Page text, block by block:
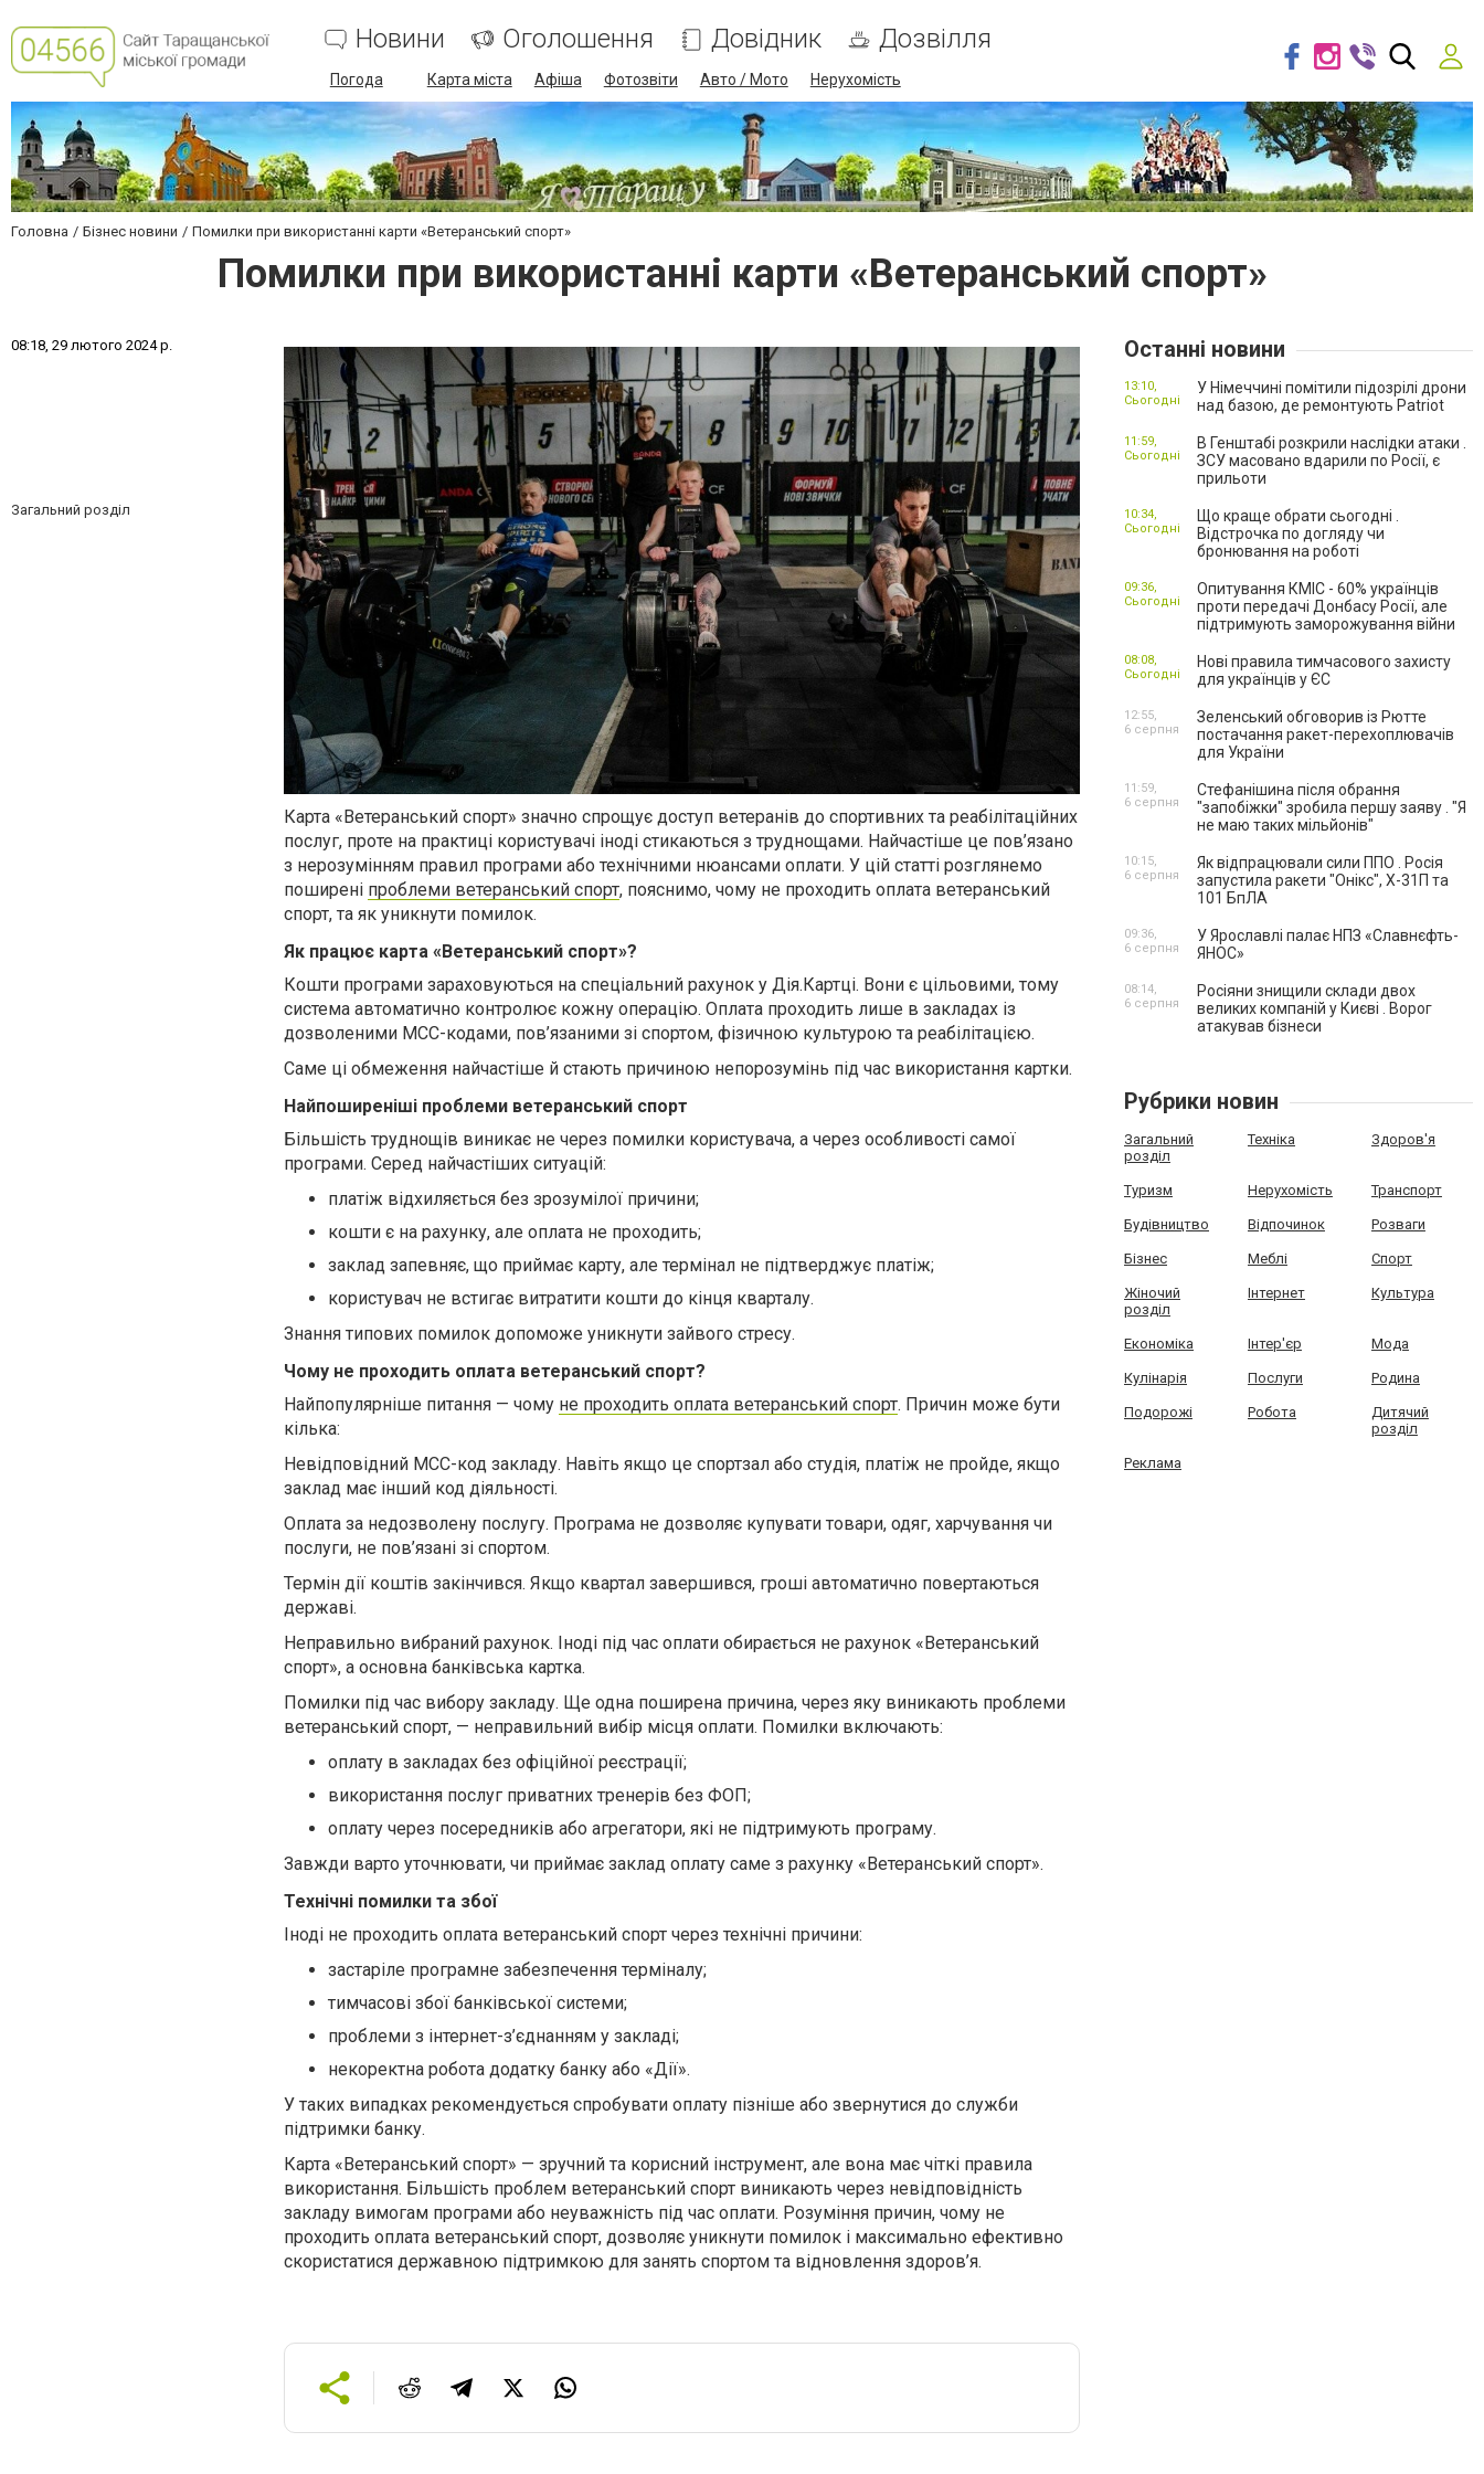
Новини Оголошення Довідник Дозвілля
Погода Карта міста Афіша Фотозвіти Авто / Мото Нерухомість
Головна Бізнес новини Помилки при використанні карти «Ветеранський спорт»
Помилки при використанні карти «Ветеранський спорт»
08:18, 29 лютого 2024р.
Загальний розділ
Карта «Ветеранський спорт» значно спрощує доступ ветеранів до спортивних та реабілітаційних
послуг, проте на практиці користувачі іноді стикаються з труднощами. Найчастіше це пов’язано
з нерозумінням правил програми або технічними нюансами оплати. У цій статті розглянемо
поширені проблеми ветеранський спорт, пояснимо, чому не проходить оплата ветеранський
спорт, та як уникнути помилок.
Як працює карта «Ветеранський спорт»?
Кошти програми зараховуються на спеціальний рахунок у Дія.Картці. Вони є цільовими, тому
система автоматично контролює кожну операцію. Оплата проходить лише в закладах із
дозволеними MCC-кодами, пов’язаними зі спортом, фізичною культурою та реабілітацією.
Саме ці обмеження найчастіше й стають причиною непорозумінь під час використання картки.
Найпоширеніші проблеми ветеранський спорт
Більшість труднощів виникає не через помилки користувача, а через особливості самої
програми. Серед найчастіших ситуацій:
платіж відхиляється без зрозумілої причини;
кошти є на рахунку, але оплата не проходить;
заклад запевняє, що приймає карту, але термінал не підтверджує платіж;
користувач не встигає витратити кошти до кінця кварталу.
Знання типових помилок допоможе уникнути зайвого стресу.
Чому не проходить оплата ветеранський спорт?
Найпопулярніше питання — чому не проходить оплата ветеранський спорт. Причин може бути
кілька:
Невідповідний MCC-код закладу. Навіть якщо це спортзал або студія, платіж не пройде, якщо
заклад має інший код діяльності.
Оплата за недозволену послугу. Програма не дозволяє купувати товари, одяг, харчування чи
послуги, не пов’язані зі спортом.
Термін дії коштів закінчився. Якщо квартал завершився, гроші автоматично повертаються
державі.
Неправильно вибраний рахунок. Іноді під час оплати обирається не рахунок «Ветеранський
спорт», а основна банківська картка.
Помилки під час вибору закладу. Ще одна поширена причина, через яку виникають проблеми
ветеранський спорт, — неправильний вибір місця оплати. Помилки включають:
оплату в закладах без офіційної реєстрації;
використання послуг приватних тренерів без ФОП;
оплату через посередників або агрегатори, які не підтримують програму.
Завжди варто уточнювати, чи приймає заклад оплату саме з рахунку «Ветеранський спорт».
Технічні помилки та збої
Іноді не проходить оплата ветеранський спорт через технічні причини:
застаріле програмне забезпечення терміналу;
тимчасові збої банківської системи;
проблеми з інтернет-з’єднанням у закладі;
некоректна робота додатку банку або «Дії».
У таких випадках рекомендується спробувати оплату пізніше або звернутися до служби
підтримки банку.
Карта «Ветеранський спорт» — зручний та корисний інструмент, але вона має чіткі правила
використання. Більшість проблем ветеранський спорт виникають через невідповідність
закладу вимогам програми або неуважність під час оплати. Розуміння причин, чому не
проходить оплата ветеранський спорт, дозволяє уникнути помилок і максимально ефективно
скористатися державною підтримкою для занять спортом та відновлення здоров’я.
Останні новини
У Німеччині помітили підозрілі дрони
над базою, де ремонтують Patriot
13:10,
Сьогодні
В Генштабі розкрили наслідки атаки .
ЗСУ масовано вдарили по Росії, є
прильоти
11:59,
Сьогодні
Що краще обрати сьогодні .
Відстрочка по догляду чи
бронювання на роботі
10:34,
Сьогодні
Опитування КМІС - 60% українців
проти передачі Донбасу Росії, але
підтримують заморожування війни
09:36,
Сьогодні
Нові правила тимчасового захисту
для українців у ЄС
08:08,
Сьогодні
Зеленський обговорив із Рютте
постачання ракет-перехоплювачів
для України
12:55,
6 серпня
Стефанішина після обрання
"запобіжки" зробила першу заяву . "Я
не маю таких мільйонів"
11:59,
6 серпня
Як відпрацювали сили ППО . Росія
запустила ракети "Онікс", Х-31П та
101 БпЛА
10:15,
6 серпня
У Ярославлі палає НПЗ «Славнєфть-
ЯНОС»
09:36,
6 серпня
Росіяни знищили склади двох
великих компаній у Києві . Ворог
атакував бізнеси
08:14,
6 серпня
Рубрики новин
Загальний
розділ
Техніка Здоров'я
Туризм Нерухомість Транспорт
Будівництво Відпочинок Розваги
Бізнес Меблі Спорт
Жіночий
розділ
Інтернет Культура
Економіка Інтер'єр Мода
Кулінарія Послуги Родина
Подорожі Робота
Дитячий
розділ
Реклама